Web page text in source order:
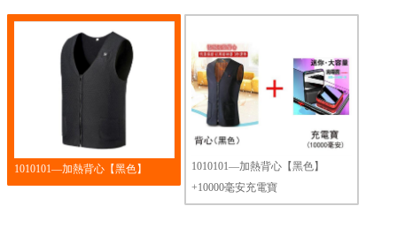
1010101—加熱背心【黑色】
1010101—加熱背心【黑色】
+10000毫安充電寶